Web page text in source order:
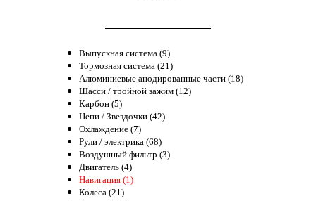
Выпускная система (9)
Тормозная система (21)
Алюминиевые анодированные части (18)
Шасси / тройной зажим (12)
Карбон (5)
Цепи / Звездочки (42)
Охлаждение (7)
Рули / электрика (68)
Воздушный фильтр (3)
Двигатель (4)
Навигация (1)
Колеса (21)